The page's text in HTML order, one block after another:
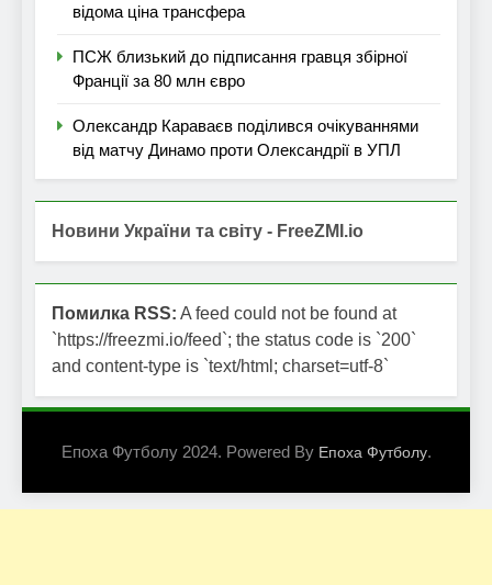
відома ціна трансфера
ПСЖ близький до підписання гравця збірної
Франції за 80 млн євро
Олександр Караваєв поділився очікуваннями
від матчу Динамо проти Олександрії в УПЛ
Новини України та світу - FreeZMI.io
Помилка RSS: A feed could not be found at
`https://freezmi.io/feed`; the status code is `200`
and content-type is `text/html; charset=utf-8`
Епоха Футболу 2024. Powered By Епоха Футболу.